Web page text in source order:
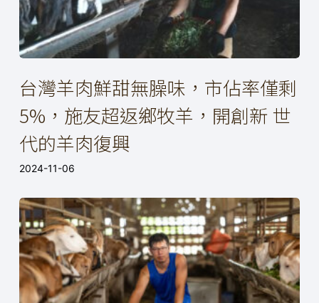
台灣羊肉鮮甜無臊味，市佔率僅剩
5%，施友超返鄉牧羊，開創新 世
代的羊肉復興
2024-11-06